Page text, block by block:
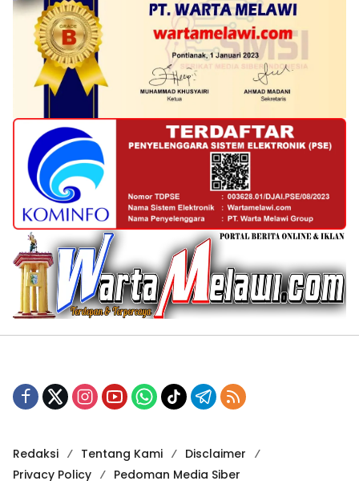
Redaksi Tentang Kami
Disclaimer
Privacy Policy
Pedoman Media Siber